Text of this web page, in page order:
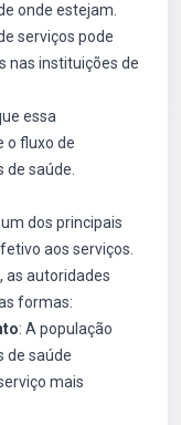
onde estejam.
serviços pode
nas instituições de
essa
o fluxo de
saúde.
dos principais
aos serviços.
as autoridades
formas:
: A população
de saúde
mais